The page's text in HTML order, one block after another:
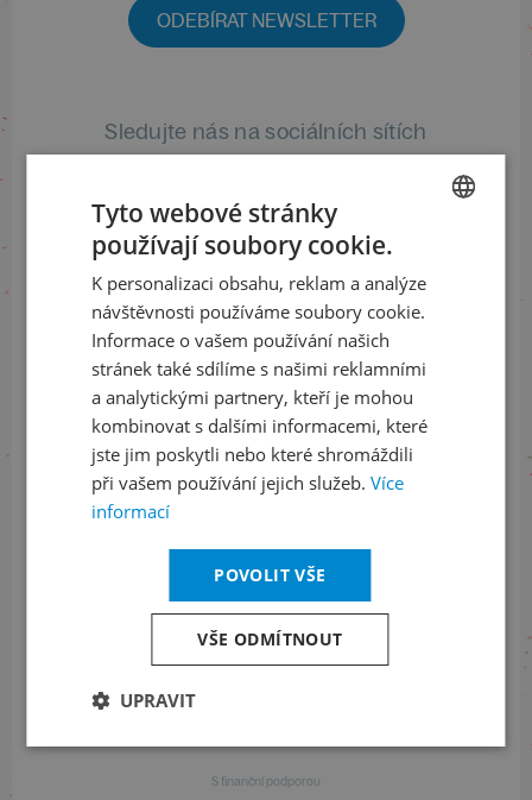
ODEBÍRAT NEWSLETTER
Sledujte nás na sociálních sítích
Informace o stavu objednávek
+420 461 049 232
Informace o programu
+420 257 310 414
S finanční podporou
ENGLISH
Tyto webové stránky
používají soubory cookie.
K personalizaci obsahu, reklam a analýze
návštěvnosti používáme soubory cookie.
Informace o vašem používání našich
stránek také sdílíme s našimi reklamními
a analytickými partnery, kteří je mohou
kombinovat s dalšími informacemi, které
jste jim poskytli nebo které shromáždili
při vašem používání jejich služeb. Více
informací
POVOLIT VŠE
VŠE ODMÍTNOUT
UPRAVIT